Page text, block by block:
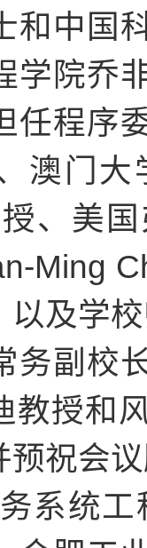
和中国
学院乔
任程序
澳门
、美
Ming
以及学
务副校
教授和
祝会
系统